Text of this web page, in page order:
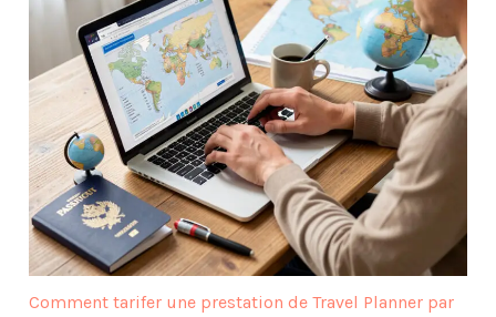
Comment tarifer une prestation de Travel Planner par